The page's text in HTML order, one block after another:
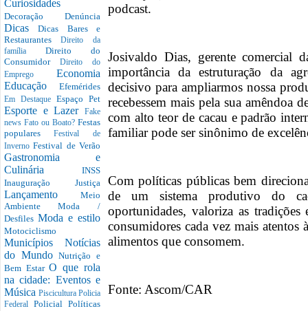
Curiosidades
Decoração Denúncia
DicasDicas Bares e
RestaurantesDireito da
família Direito do
Consumidor Direito do
Emprego Economia
Educação Efemérides
Em Destaque Espaço Pet
Esporte e Lazer
Fake
news Fato ou Boato? Festas
popularesFestival de
InvernoFestival de Verão
Gastronomia e
Culinária INSS
Inauguração Justiça
Lançamento Meio
AmbienteModa /
Desfiles Moda e estilo
Motociclismo
Municípios Notícias
do MundoNutrição e
Bem EstarO que rola
na cidade: Eventos e
Música Piscicultura Policia
Federal Policial Políticas
podcast.
Josivaldo Dias, gerente comercial
importância da estruturação da
decisivo para ampliarmos nossa
recebessem mais pela sua amêndoa
com alto teor de cacau e padrão
familiar pode ser sinônimo de
Com políticas públicas bem
de um sistema produtivo do
oportunidades, valoriza as
consumidores cada vez mais
alimentos que consomem.
Fonte: Ascom/CAR